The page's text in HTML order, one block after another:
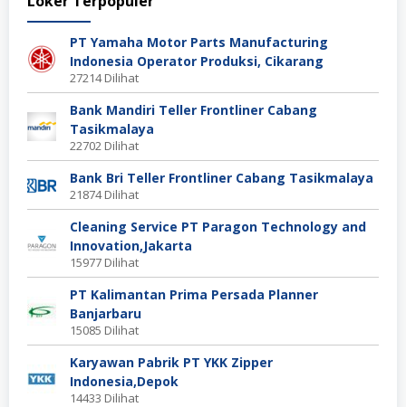
PT Yamaha Motor Parts Manufacturing
Indonesia Operator Produksi, Cikarang
27214 Dilihat
Bank Mandiri Teller Frontliner Cabang
Tasikmalaya
22702 Dilihat
Bank Bri Teller Frontliner Cabang Tasikmalaya
21874 Dilihat
Cleaning Service PT Paragon Technology and
Innovation,Jakarta
15977 Dilihat
PT Kalimantan Prima Persada Planner
Banjarbaru
15085 Dilihat
Karyawan Pabrik PT YKK Zipper
Indonesia,Depok
14433 Dilihat